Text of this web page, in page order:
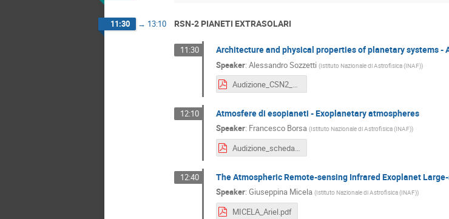
11:30 → 13:10 RSN-2 PIANETI EXTRASOLARI
11:30 Architecture and physical properties of planetary systems
Speaker: Alessandro Sozzetti (Istituto Nazionale di Astrofisica (INAF))
Audizione_CSN2_EXO-Arch_Sozzetti.pdf
12:10 Atmosfere di esopianeti - Exoplanetary atmospheres
Speaker: Francesco Borsa (Istituto Nazionale di Astrofisica (INAF))
Audizione_scheda_EXO-Atm.pdf
12:40 The Atmospheric Remote-sensing Infrared Exoplanet
Speaker: Giuseppina Micela (Istituto Nazionale di Astrofisica (INAF))
MICELA_Ariel.pdf